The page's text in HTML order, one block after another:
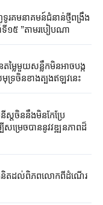
គមនាគមន៍ជំនាន់ថ្មីពង្រឹង
ទី១៥ ”តាមរបៀបណា
ម្លៃមួយសន្លឹកមិន​អាច​បង្ក
ទ្រចិនខាងត្បូងឥឡូវនេះ
តចិននឹងមិនកែប្រែ
ម្រេចបាននូវវឌ្ឍនភាពដ៏
គំនិតដល់ពិភពលោកពីដំណើរ